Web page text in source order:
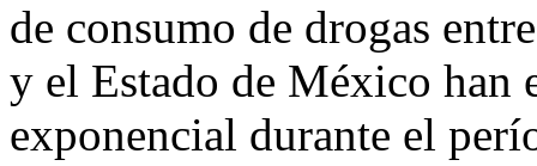
de consumo de drogas
y el Estado de México han
exponencial durante el